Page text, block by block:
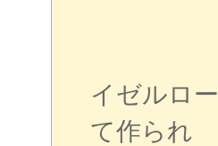
イゼルロ
て作られ